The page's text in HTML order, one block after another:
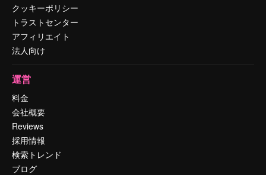
クッキーポリシー
トラストセンター
アフィリエイト
法人向け
運営
料金
会社概要
Reviews
採用情報
検索トレンド
ブログ